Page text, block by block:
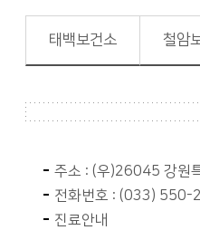
태백보건소 철암
주소 : (우)26045 강원
전화번호 : (033) 550-
진료안내